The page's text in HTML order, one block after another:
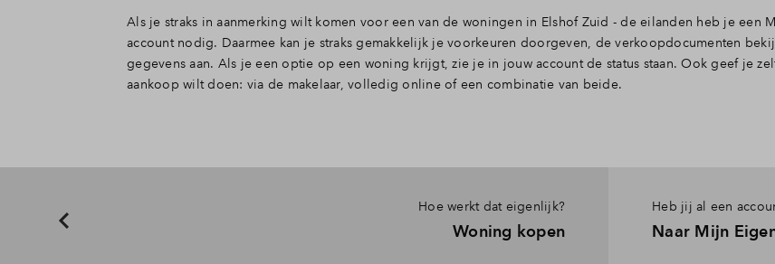
Als je straks in aanmerking wilt komen voor een van de woningen in Elshof Zuid - de eilanden heb je een
account nodig. Daarmee kan je straks gemakkelijk je voorkeuren doorgeven, de verkoopdocumenten
gegevens aan. Als je een optie op een woning krijgt, zie je in jouw account de status staan. Ook geef je
aankoop wilt doen: via de makelaar, volledig online of een combinatie van beide.
Hoe werkt dat eigenlijk?
Woning kopen
Heb jij al een
Naar Mijn